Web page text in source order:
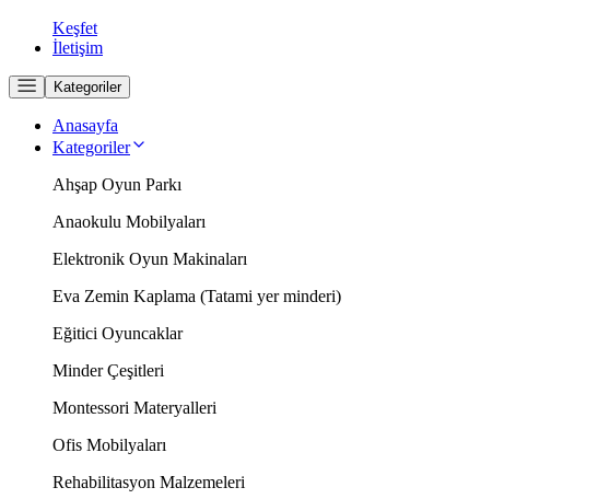
Keşfet
İletişim
Kategoriler
Anasayfa
Kategoriler
Ahşap Oyun Parkı
Anaokulu Mobilyaları
Elektronik Oyun Makinaları
Eva Zemin Kaplama (Tatami yer minderi)
Eğitici Oyuncaklar
Minder Çeşitleri
Montessori Materyalleri
Ofis Mobilyaları
Rehabilitasyon Malzemeleri